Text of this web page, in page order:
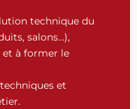
technique du
salons…),
à former le
et